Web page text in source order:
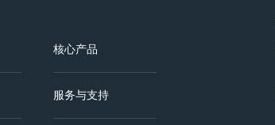
核心产品
服务与支持